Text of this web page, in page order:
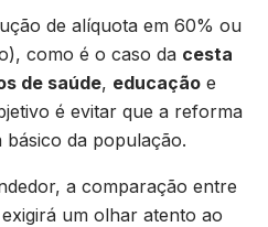
de alíquota em 60% ou
como é o caso da cesta
de saúde, educação e
é evitar que a reforma
da população.
a comparação entre
um olhar atento ao